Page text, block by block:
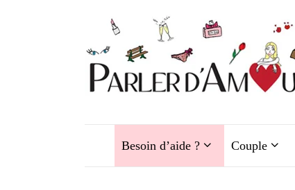
Besoin d’aide ? Couple